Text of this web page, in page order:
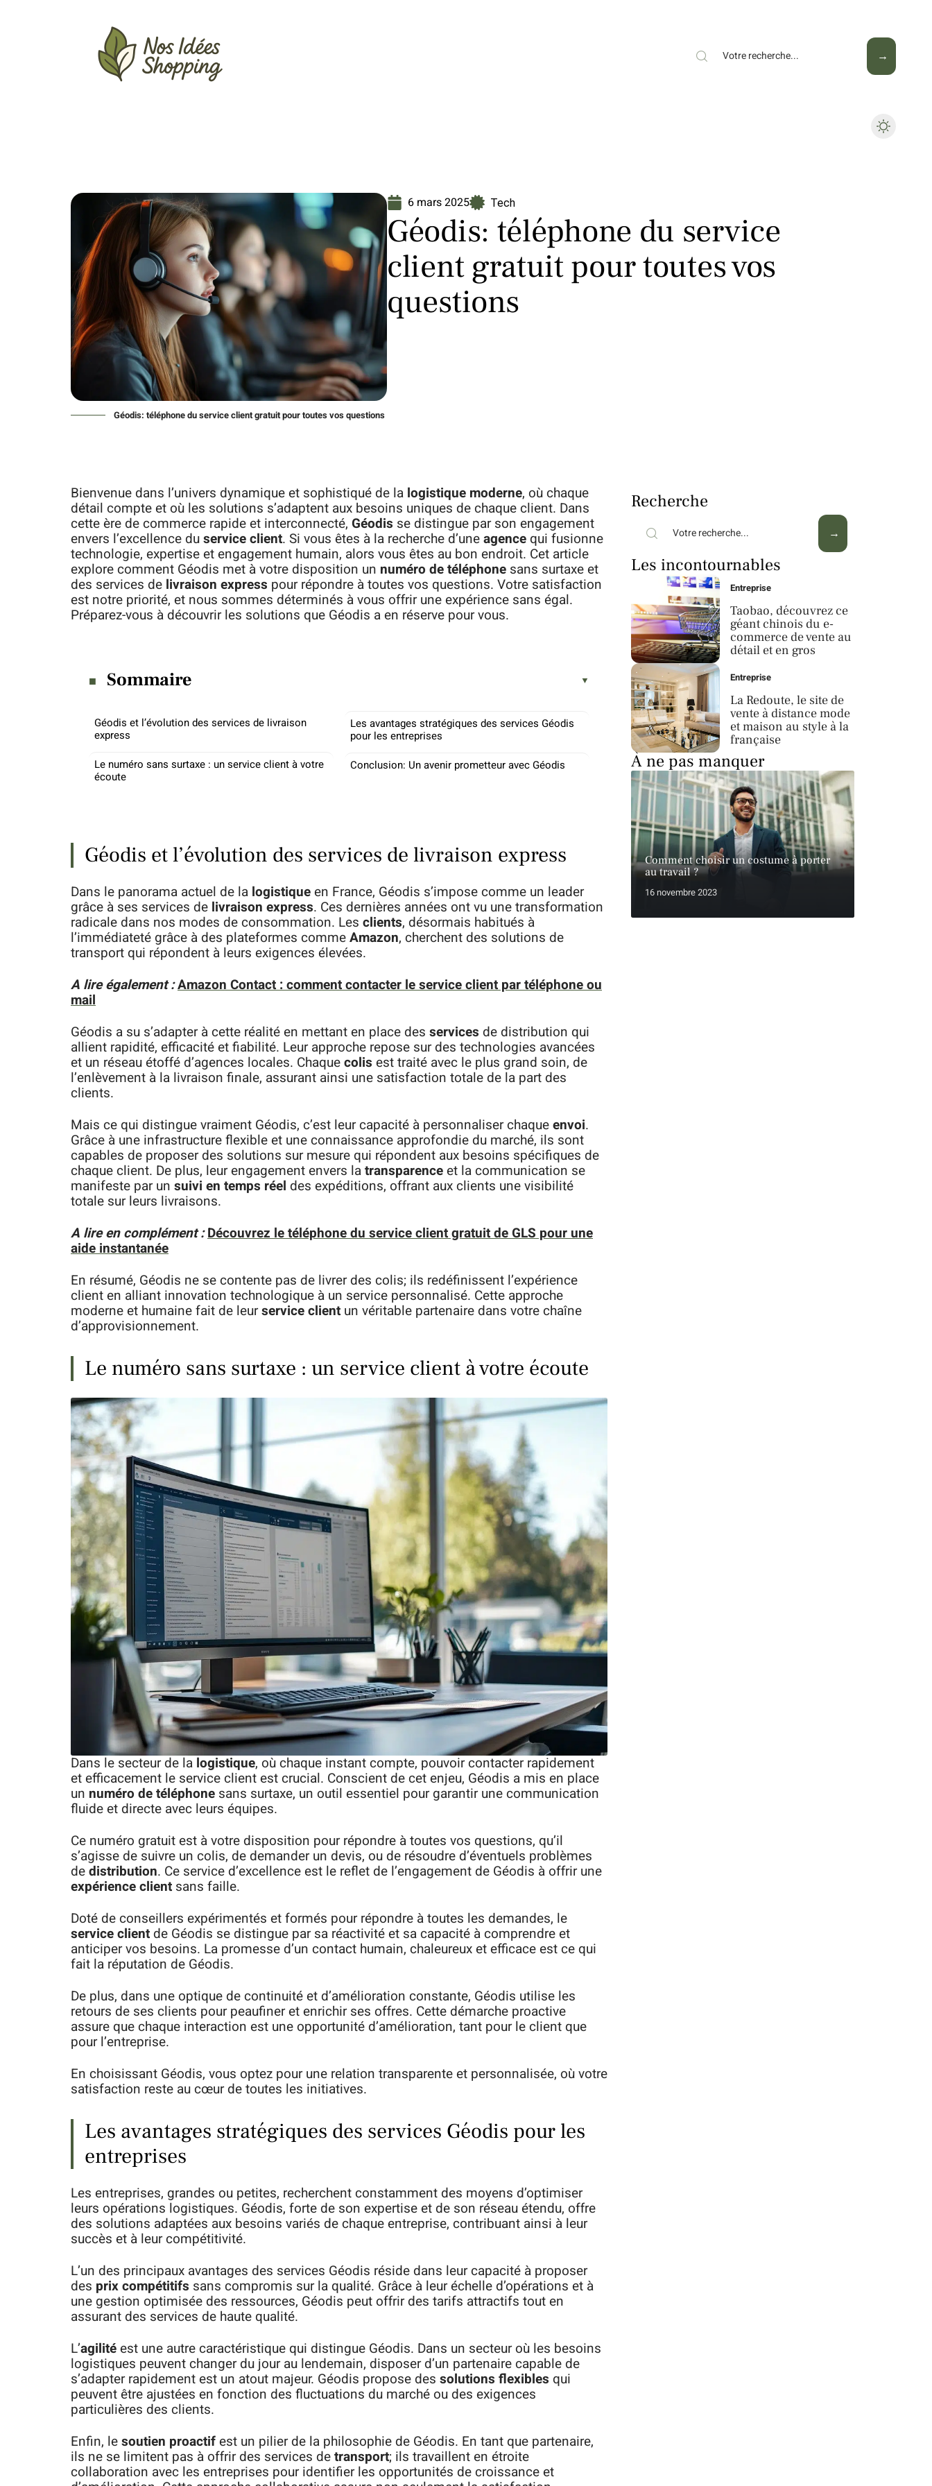
Géodis: téléphone du service client gratuit pour toutes vos questions
6 mars 2025 Tech
Géodis: téléphone du service
client gratuit pour toutes vos
questions
Bienvenue dans l’univers dynamique et sophistiqué de la logistique moderne, où chaque
détail compte et où les solutions s’adaptent aux besoins uniques de chaque client. Dans
cette ère de commerce rapide et interconnecté, Géodis se distingue par son engagement
envers l’excellence duservice client. Si vous êtes à la recherche d’uneagence qui fusionne
technologie, expertise et engagement humain, alors vous êtes au bon endroit. Cet article
explore comment Géodis met à votre disposition un numéro de téléphone sans surtaxe et
des services de livraison express pour répondre à toutes vos questions. Votre satisfaction
est notre priorité, et nous sommes déterminés à vous offrir une expérience sans égal.
Préparez-vous à découvrir les solutions que Géodis a en réserve pour vous.
Sommaire
Géodis et l’évolution des services de livraison
express
Le numéro sans surtaxe : un service client à votre
écoute
Les avantages stratégiques des services Géodis
pour les entreprises
Conclusion: Un avenir prometteur avec Géodis
Géodis et l’évolution des services de livraison express
Dans le panorama actuel de la logistiqueen France, Géodis s’impose comme un leader
grâce à ses services de livraison express. Ces dernières années ont vu une transformation
radicale dans nos modes de consommation. Les clients, désormais habitués à
l’immédiateté grâce à des plateformes commeAmazon, cherchent des solutions de
transport qui répondent à leurs exigences élevées.
A lire également :Amazon Contact : comment contacter le service client par téléphone ou
mail
Géodis a su s’adapter à cette réalité en mettant en place des services de distribution qui
allient rapidité, efficacité et fiabilité. Leur approche repose sur des technologies avancées
et un réseau étoffé d’agences locales. Chaquecolis est traité avec le plus grand soin, de
l’enlèvement à la livraison finale, assurant ainsi une satisfaction totale de la part des
clients.
Mais ce qui distingue vraiment Géodis, c’est leur capacité à personnaliser chaqueenvoi.
Grâce à une infrastructure flexible et une connaissance approfondie du marché, ils sont
capables de proposer des solutions sur mesure qui répondent aux besoins spécifiques de
chaque client. De plus, leur engagement envers latransparenceet la communication se
manifeste par un suivi en temps réel des expéditions, offrant aux clients une visibilité
totale sur leurs livraisons.
A lire en complément :Découvrez le téléphone du service client gratuit de GLS pour une
aide instantanée
En résumé, Géodis ne se contente pas de livrer des colis; ils redéfinissent l’expérience
client en alliant innovation technologique à un service personnalisé. Cette approche
moderne et humaine fait de leurservice client un véritable partenaire dans votre chaîne
d’approvisionnement.
Le numéro sans surtaxe : un service client à votre écoute
Dans le secteur de la logistique, où chaque instant compte, pouvoir contacter rapidement
et efficacement le service client est crucial. Conscient de cet enjeu, Géodis a mis en place
un numéro de téléphone sans surtaxe, un outil essentiel pour garantir une communication
fluide et directe avec leurs équipes.
Ce numéro gratuit est à votre disposition pour répondre à toutes vos questions, qu’il
s’agisse de suivre un colis, de demander un devis, ou de résoudre d’éventuels problèmes
dedistribution. Ce service d’excellence est le reflet de l’engagement de Géodis à offrir une
expérience client sans faille.
Doté de conseillers expérimentés et formés pour répondre à toutes les demandes, le
service client de Géodis se distingue par sa réactivité et sa capacité à comprendre et
anticiper vos besoins. La promesse d’un contact humain, chaleureux et efficace est ce qui
fait la réputation de Géodis.
De plus, dans une optique de continuité et d’amélioration constante, Géodis utilise les
retours de ses clients pour peaufiner et enrichir ses offres. Cette démarche proactive
assure que chaque interaction est une opportunité d’amélioration, tant pour le client que
pour l’entreprise.
En choisissant Géodis, vous optez pour une relation transparente et personnalisée, où votre
satisfaction reste au cœur de toutes les initiatives.
Les avantages stratégiques des services Géodis pour les
entreprises
Les entreprises, grandes ou petites, recherchent constamment des moyens d’optimiser
leurs opérations logistiques. Géodis, forte de son expertise et de son réseau étendu, offre
des solutions adaptées aux besoins variés de chaque entreprise, contribuant ainsi à leur
succès et à leur compétitivité.
L’un des principaux avantages des services Géodis réside dans leur capacité à proposer
des prix compétitifs sans compromis sur la qualité. Grâce à leur échelle d’opérations et à
une gestion optimisée des ressources, Géodis peut offrir des tarifs attractifs tout en
assurant des services de haute qualité.
L’agilitéest une autre caractéristique qui distingue Géodis. Dans un secteur où les besoins
logistiques peuvent changer du jour au lendemain, disposer d’un partenaire capable de
s’adapter rapidement est un atout majeur. Géodis propose des solutions flexibles qui
peuvent être ajustées en fonction des fluctuations du marché ou des exigences
particulières des clients.
Enfin, lesoutien proactifest un pilier de la philosophie de Géodis. En tant que partenaire,
ils ne se limitent pas à offrir des services detransport; ils travaillent en étroite
collaboration avec les entreprises pour identifier les opportunités de croissance et
Recherche
Les incontournables
Entreprise
Taobao, découvrez ce
géant chinois du e-
commerce de vente au
détail et en gros
Entreprise
La Redoute, le site de
vente à distance mode
et maison au style à la
française
À ne pas manquer
Comment choisir un costume à porter
au travail ?
16 novembre 2023